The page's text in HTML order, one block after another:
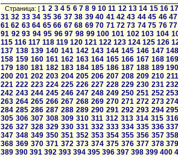
Страница: [1 2 3 4 5 6 7 8 9 10 11 12 13 14 15 16
31 32 33 34 35 36 37 38 39 40 41 42 43 44 45 46 47
61 62 63 64 65 66 67 68 69 70 71 72 73 74 75 76 77
91 92 93 94 95 96 97 98 99 100 101 102 103 104
115 116 117 118 119 120 121 122 123 124 125 126
137 138 139 140 141 142 143 144 145 146 147
158 159 160 161 162 163 164 165 166 167 168
179 180 181 182 183 184 185 186 187 188 189
200 201 202 203 204 205 206 207 208 209 210 211
221 222 223 224 225 226 227 228 229 230 231
242 243 244 245 246 247 248 249 250 251 252
263 264 265 266 267 268 269 270 271 272 273
284 285 286 287 288 289 290 291 292 293 294
305 306 307 308 309 310 311 312 313 314 315 316
326 327 328 329 330 331 332 333 334 335 336
347 348 349 350 351 352 353 354 355 356 357
368 369 370 371 372 373 374 375 376 377 378
389 390 391 392 393 394 395 396 397 398 399 400